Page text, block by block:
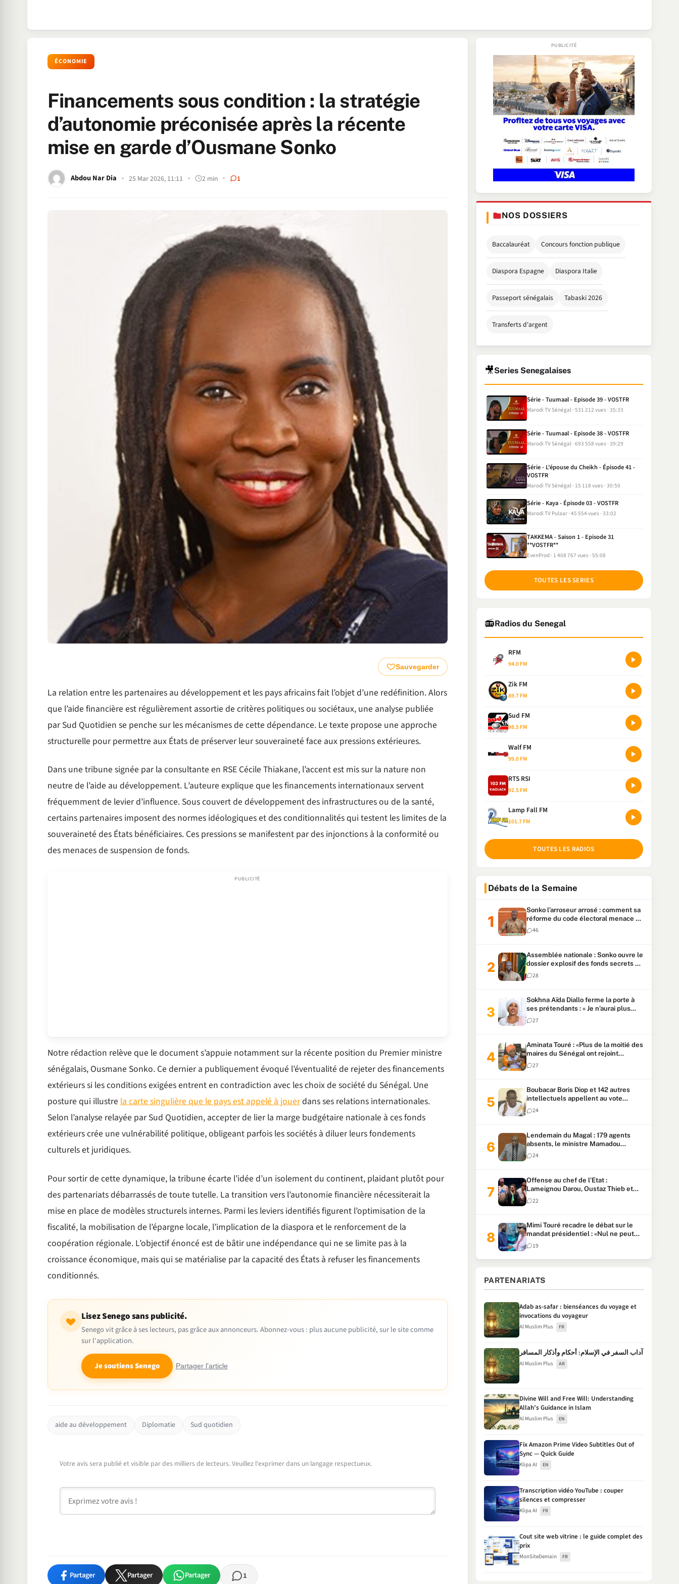
ÉCONOMIE
Financements sous condition : la stratégie
d’autonomie préconisée après la récente
mise en garde d’Ousmane Sonko
Abdou Nar Dia 25 Mar 2026, 11:11 2 min 1
Sauvegarder
La relation entre les partenaires au développement et les pays africains fait l’objet d’une redéfinition. Alors
que l’aide financière est régulièrement assortie de critères politiques ou sociétaux, une analyse publiée
par Sud Quotidien se penche sur les mécanismes de cette dépendance. Le texte propose une approche
structurelle pour permettre aux États de préserver leur souveraineté face aux pressions extérieures.
Dans une tribune signée par la consultante en RSE Cécile Thiakane, l’accent est mis sur la nature non
neutre de l’aide au développement. L’auteure explique que les financements internationaux servent
fréquemment de levier d’influence. Sous couvert de développement des infrastructures ou de la santé,
certains partenaires imposent des normes idéologiques et des conditionnalités qui testent les limites de la
souveraineté des États bénéficiaires. Ces pressions se manifestent par des injonctions à la conformité ou
des menaces de suspension de fonds.
Notre rédaction relève que le document s’appuie notamment sur la récente position du Premier ministre
sénégalais, Ousmane Sonko. Ce dernier a publiquement évoqué l’éventualité de rejeter des financements
extérieurs si les conditions exigées entrent en contradiction avec les choix de société du Sénégal. Une
posture qui illustre la carte singulière que le pays est appelé à jouerdans ses relations internationales.
Selon l’analyse relayée par Sud Quotidien, accepter de lier la marge budgétaire nationale à ces fonds
extérieurs crée une vulnérabilité politique, obligeant parfois les sociétés à diluer leurs fondements
culturels et juridiques.
Pour sortir de cette dynamique, la tribune écarte l’idée d’un isolement du continent, plaidant plutôt pour
des partenariats débarrassés de toute tutelle. La transition vers l’autonomie financière nécessiterait la
mise en place de modèles structurels internes. Parmi les leviers identifiés figurent l’optimisation de la
fiscalité, la mobilisation de l’épargne locale, l’implication de la diaspora et le renforcement de la
coopération régionale. L’objectif énoncé est de bâtir une indépendance qui ne se limite pas à la
croissance économique, mais qui se matérialise par la capacité des États à refuser les financements
conditionnés.
Lisez Senego sans publicité.
Senego vit grâce à ses lecteurs, pas grâce aux annonceurs. Abonnez-vous : plus aucune publicité, sur le site comme
sur l'application.
Je soutiens Senego Partager l'article
aide au développement Diplomatie Sud quotidien
Votre avis sera publié et visible par des milliers de lecteurs. Veuillez l'exprimer dans un langage respectueux.
Commentaire
Partager Partager Partager 1
NOS DOSSIERS
Baccalauréat Concours fonction publique
Diaspora Espagne Diaspora Italie
Passeport sénégalais Tabaski 2026
Transferts d'argent
🎥Series Senegalaises
Série - Tuumaal - Episode 39 - VOSTFR
Marodi TV Sénégal 531 212 vues 35:33
Série - Tuumaal - Episode 38 - VOSTFR
Marodi TV Sénégal 693 558 vues 39:29
Série - L'épouse du Cheikh - Épisode 41 -
VOSTFR
Marodi TV Sénégal 15 118 vues 30:50
Série - Kaya - Épisode 03 - VOSTFR
Marodi TV Pulaar 45 554 vues 33:02
TAKKEMA - Saison 1 - Episode 31
**VOSTFR**
EvenProd 1 408 767 vues 55:08
TOUTES LES SERIES
📻Radios du Senegal
RFM
94.0 FM
Zik FM
89.7 FM
Sud FM
98.5 FM
Walf FM
99.0 FM
RTS RSI
92.5 FM
Lamp Fall FM
101.7 FM
TOUTES LES RADIOS
Débats de la Semaine
Sonko l’arroseur arrosé : comment sa
réforme du code électoral menace sa
candidature
46
Assemblée nationale : Sonko ouvre le
dossier explosif des fonds secrets et
du patrimoine présidentiel
28
Sokhna Aïda Diallo ferme la porte à
ses prétendants : « Je n’aurai plus
jamais un autre mari »
27
Aminata Touré : «Plus de la moitié des
maires du Sénégal ont rejoint
Kiiraay»
27
Boubacar Boris Diop et 142 autres
intellectuels appellent au vote
urgent de la révision
constitutionnelle
24
Lendemain du Magal : 179 agents
absents, le ministre Mamadou
Lamine Dianté exige des explications
24
Offense au chef de l’Etat :
Lameignou Darou, Oustaz Thieb et
Ndiaye Touba lourdement
condamnés
22
Mimi Touré recadre le débat sur le
mandat présidentiel : «Nul ne peut
faire plus de deux mandats
consécutifs de 5 ans»
19
PARTENARIATS
Adab as-safar : bienséances du voyage et
invocations du voyageur
Al Muslim Plus FR
آداب السفر في الإسلام: أحكام وأذكار المسافر
Al Muslim Plus AR
Divine Will and Free Will: Understanding
Allah’s Guidance in Islam
Al Muslim Plus EN
Fix Amazon Prime Video Subtitles Out of
Sync — Quick Guide
Klipa AI EN
Transcription vidéo YouTube : couper
silences et compresser
Klipa AI FR
Cout site web vitrine : le guide complet des
prix
MonSiteDemain FR